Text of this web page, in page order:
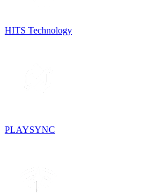
HITS Technology
PLAYSYNC